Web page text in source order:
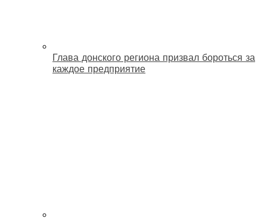
Глава донского региона призвал бороться за
каждое предприятие